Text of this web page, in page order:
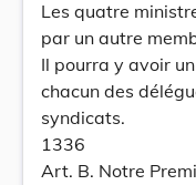
Les quatre
par un autre
Il pourra y avoir
chacun des
syndicats.
1336
Art. B. Notre